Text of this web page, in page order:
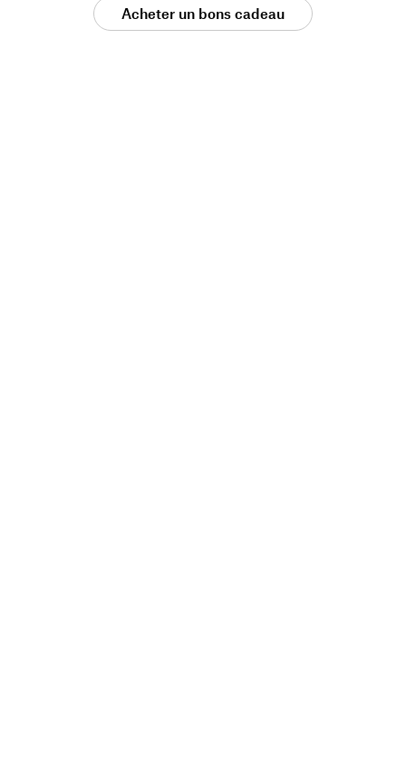
Acheter un bons cadeau